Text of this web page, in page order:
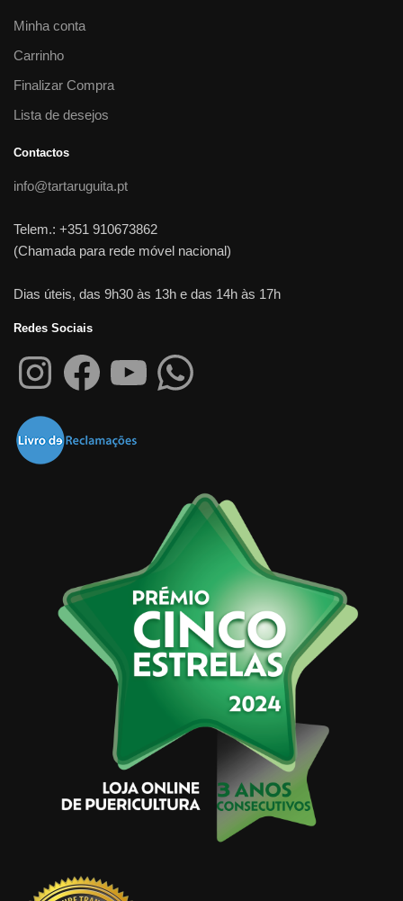
Minha conta
Carrinho
Finalizar Compra
Lista de desejos
Contactos
info@tartaruguita.pt
Telem.: +351 910673862
(Chamada para rede móvel nacional)
Dias úteis, das 9h30 às 13h e das 14h às 17h
Redes Sociais